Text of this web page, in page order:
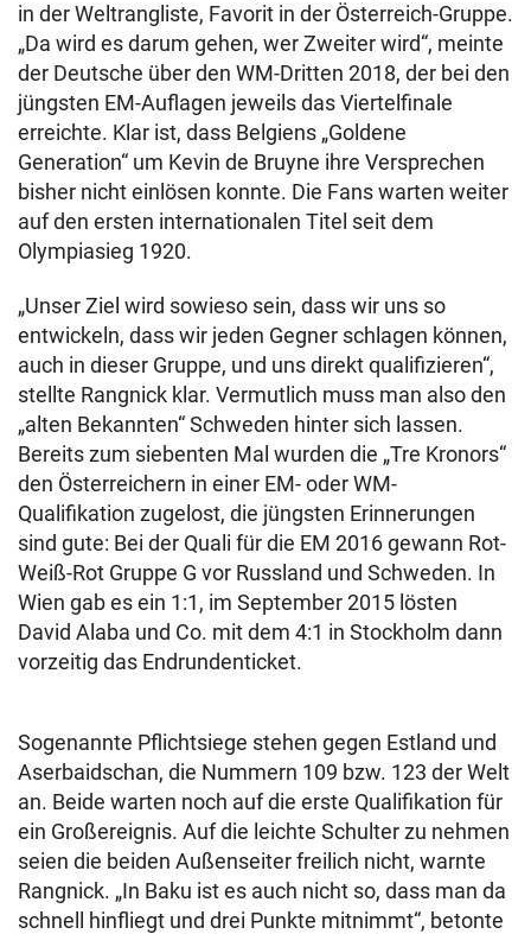
in der Weltrangliste, Favorit in der Österreich-Gruppe.
„Da wird es darum gehen, wer Zweiter wird“, meinte
der Deutsche über den WM-Dritten 2018, der bei den
jüngsten EM-Auflagen jeweils das Viertelfinale
erreichte. Klar ist, dass Belgiens „Goldene
Generation“ um Kevin de Bruyne ihre Versprechen
bisher nicht einlösen konnte. Die Fans warten weiter
auf den ersten internationalen Titel seit dem
Olympiasieg 1920.
„Unser Ziel wird sowieso sein, dass wir uns so
entwickeln, dass wir jeden Gegner schlagen können,
auch in dieser Gruppe, und uns direkt qualifizieren“,
stellte Rangnick klar. Vermutlich muss man also den
„alten Bekannten“ Schweden hinter sich lassen.
Bereits zum siebenten Mal wurden die „Tre Kronors“
den Österreichern in einer EM- oder WM-
Qualifikation zugelost, die jüngsten Erinnerungen
sind gute: Bei der Quali für die EM 2016 gewann Rot-
Weiß-Rot Gruppe G vor Russland und Schweden. In
Wien gab es ein 1:1, im September 2015 lösten
David Alaba und Co. mit dem 4:1 in Stockholm dann
vorzeitig das Endrundenticket.
Sogenannte Pflichtsiege stehen gegen Estland und
Aserbaidschan, die Nummern 109 bzw. 123 der Welt
an. Beide warten noch auf die erste Qualifikation für
ein Großereignis. Auf die leichte Schulter zu nehmen
seien die beiden Außenseiter freilich nicht, warnte
Rangnick. „In Baku ist es auch nicht so, dass man da
schnell hinfliegt und drei Punkte mitnimmt“, betonte